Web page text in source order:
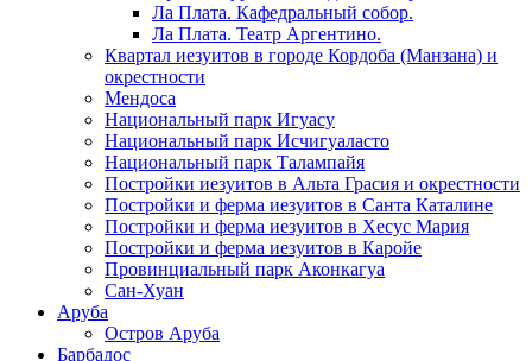
Ла Плата. Кафедральный собор.
Ла Плата. Театр Аргентино.
Квартал иезуитов в городе Кордоба (Манзана) и
окрестности
Мендоса
Национальный парк Игуасу
Национальный парк Исчигуаласто
Национальный парк Талампайя
Постройки иезуитов в Альта Грасия и окрестности
Постройки и ферма иезуитов в Санта Каталине
Постройки и ферма иезуитов в Хесус Мария
Постройки и ферма иезуитов в Каройе
Провинциальный парк Аконкагуа
Сан-Хуан
Аруба
Остров Аруба
Барбадос